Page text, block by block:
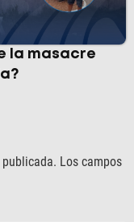
la masacre
Los campos